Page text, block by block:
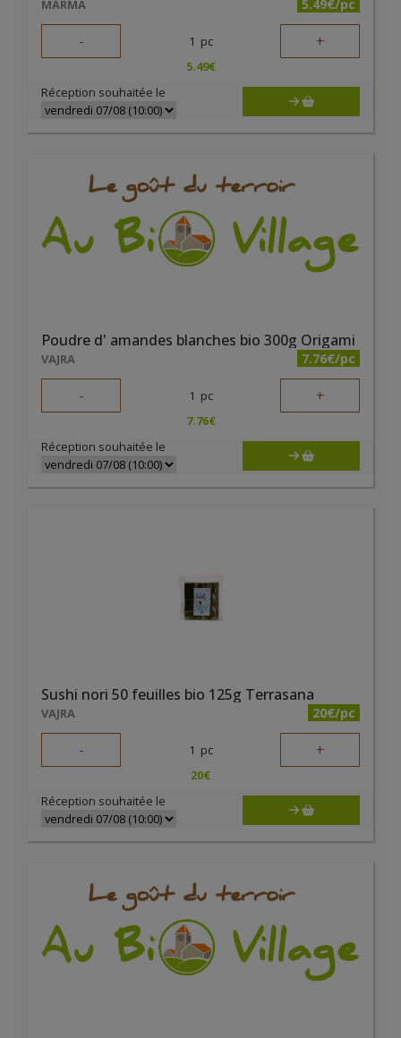
MARMA 5.49€/pc
- 1 pc +
5.49€
Réception souhaitée le
Poudre d' amandes blanches bio 300g Origami
VAJRA 7.76€/pc
- 1 pc +
7.76€
Réception souhaitée le
Sushi nori 50 feuilles bio 125g Terrasana
VAJRA 20€/pc
- 1 pc +
20€
Réception souhaitée le